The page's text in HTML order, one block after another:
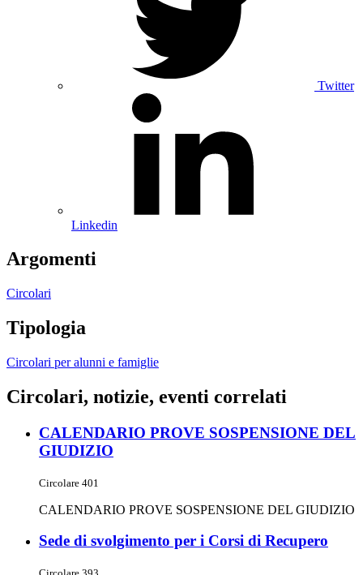
Twitter
Linkedin
Argomenti
Circolari
Tipologia
Circolari per alunni e famiglie
Circolari, notizie, eventi correlati
CALENDARIO PROVE SOSPENSIONE DEL
GIUDIZIO
Circolare 401
CALENDARIO PROVE SOSPENSIONE DEL GIUDIZIO
Sede di svolgimento per i Corsi di Recupero